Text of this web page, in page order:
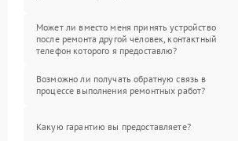
Может ли вместо меня принять устройство
после ремонта другой человек, контактный
телефон которого я предоставлю?
Возможно ли получать обратную связь в
процессе выполнения ремонтных работ?
Какую гарантию вы предоставляете?